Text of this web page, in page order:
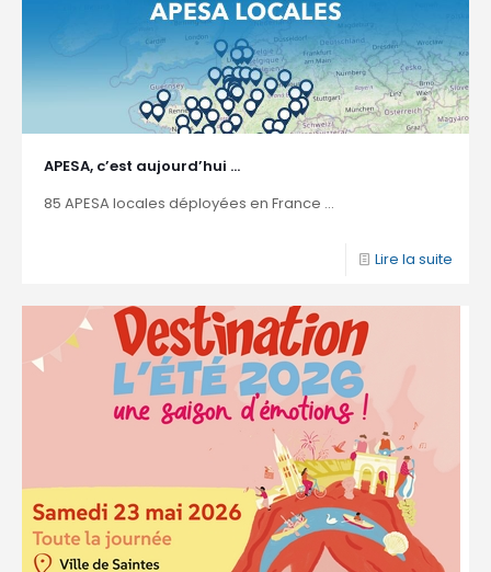
APESA, c’est aujourd’hui …
85 APESA locales déployées en France ...
Lire la suite